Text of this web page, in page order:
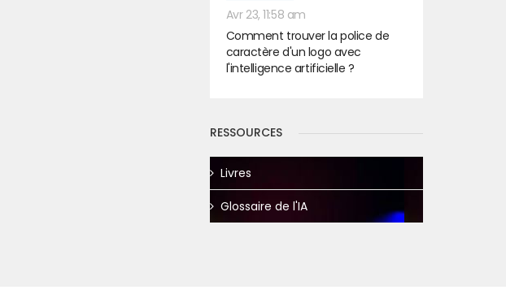
Avr 23, 11:58 am
Comment trouver la police de
caractère d'un logo avec
l'intelligence artificielle ?
RESSOURCES
Livres
Glossaire de l'IA